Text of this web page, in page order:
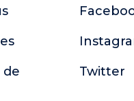
de
Twitter